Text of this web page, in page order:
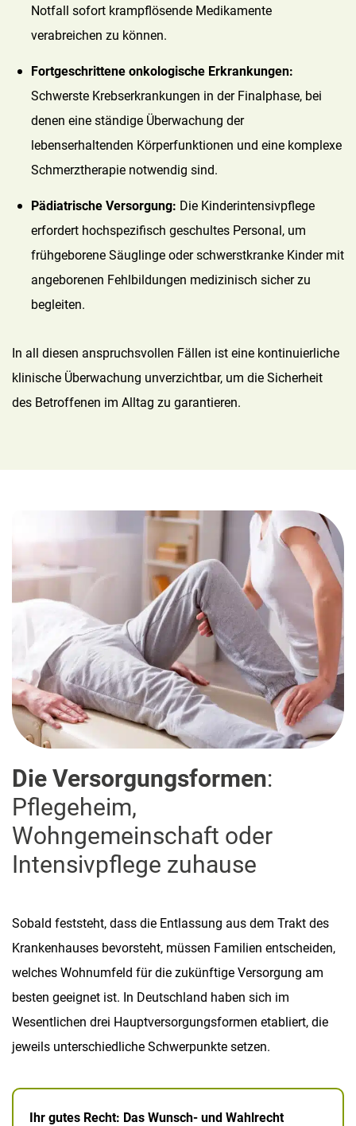
Notfall sofort krampflösende Medikamente
verabreichen zu können.
Fortgeschrittene onkologische Erkrankungen:
Schwerste Krebserkrankungen in der Finalphase, bei
denen eine ständige Überwachung der
lebenserhaltenden Körperfunktionen und eine komplexe
Schmerztherapie notwendig sind.
Pädiatrische Versorgung: Die Kinderintensivpflege
erfordert hochspezifisch geschultes Personal, um
frühgeborene Säuglinge oder schwerstkranke Kinder mit
angeborenen Fehlbildungen medizinisch sicher zu
begleiten.
In all diesen anspruchsvollen Fällen ist eine kontinuierliche
klinische Überwachung unverzichtbar, um die Sicherheit
des Betroffenen im Alltag zu garantieren.
Die Versorgungsformen:
Pflegeheim,
Wohngemeinschaft oder
Intensivpflege zuhause
Sobald feststeht, dass die Entlassung aus dem Trakt des
Krankenhauses bevorsteht, müssen Familien entscheiden,
welches Wohnumfeld für die zukünftige Versorgung am
besten geeignet ist. In Deutschland haben sich im
Wesentlichen drei Hauptversorgungsformen etabliert, die
jeweils unterschiedliche Schwerpunkte setzen.
Ihr gutes Recht: Das Wunsch- und Wahlrecht